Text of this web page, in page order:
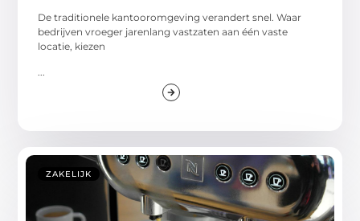
De traditionele kantooromgeving verandert snel. Waar
bedrijven vroeger jarenlang vastzaten aan één vaste
locatie, kiezen
...
ZAKELIJK